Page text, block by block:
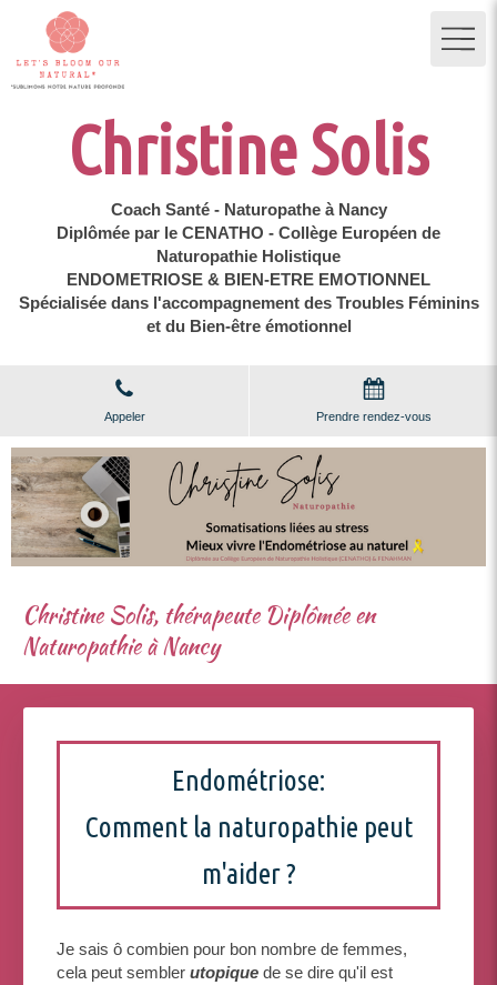
Christine Solis
Coach Santé - Naturopathe à Nancy
Diplômée par le CENATHO - Collège Européen de
Naturopathie Holistique
ENDOMETRIOSE & BIEN-ETRE EMOTIONNEL
Spécialisée dans l'accompagnement des Troubles Féminins
et du Bien-être émotionnel
Appeler Prendre rendez-vous
Christine Solis, thérapeute Diplômée en
Naturopathie à Nancy
Endométriose:
Comment la naturopathie peut
m'aider ?
Je sais ô combien pour bon nombre de femmes,
cela peut sembler utopique de se dire qu'il est